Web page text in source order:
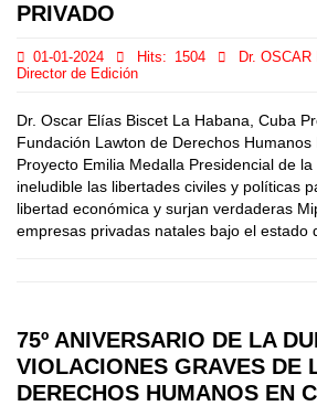
PRIVADO
01-01-2024 Hits: 1504
Dr. OSCAR
Director de Edición
Dr. Oscar Elías Biscet La Habana, Cuba
Fundación Lawton de Derechos Humanos
Proyecto Emilia Medalla Presidencial de
ineludible las libertades civiles y políticas
libertad económica y surjan verdaderas
empresas privadas natales bajo el estado
75º ANIVERSARIO DE LA
VIOLACIONES GRAVES DE
DERECHOS HUMANOS EN